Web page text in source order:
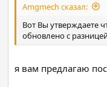
Amgmech сказал:
Вот Вы утверждаете
обновлено с
я вам предлагаю